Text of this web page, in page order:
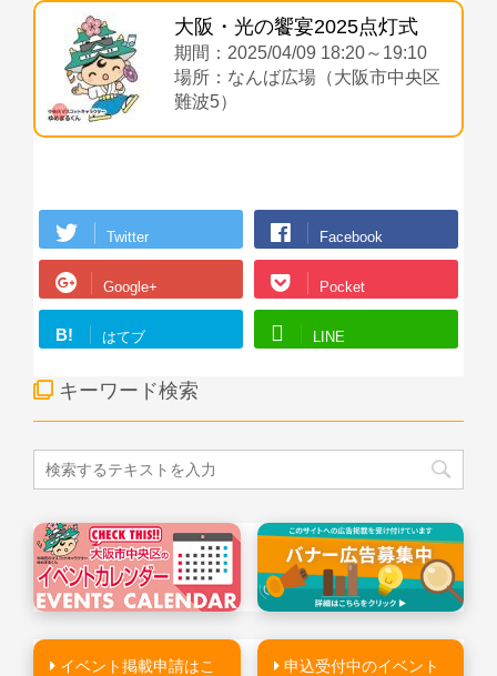
大阪・光の饗宴2025点灯式
期間：2025/04/09 18:20～19:10
場所：なんば広場（大阪市中央区
難波5）
Twitter Facebook
Google+ Pocket
B! はてブ LINE
キーワード検索
イベント掲載申請はこ
申込受付中のイベント